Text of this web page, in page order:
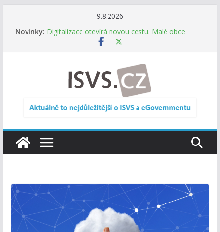
9.8.2026
Novinky: novou mobilní aplikaci
Digitalizace otevírá novou cestu. Malé obce
veřejnost do testování digitálních služeb
DIA: Informační systém dlouhodobého řízení
(ISDŘ) je od července v plném provozu
zveřejnil materiály z nového jednání